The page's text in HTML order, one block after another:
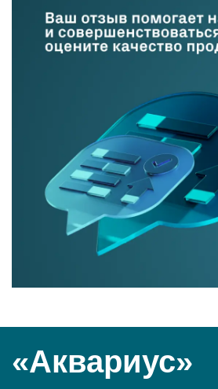
«Аквариус»